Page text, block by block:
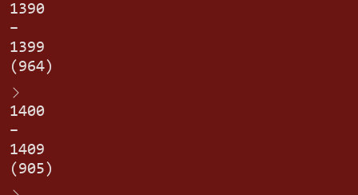
1390
–
1399
(964)
1400
–
1409
(905)